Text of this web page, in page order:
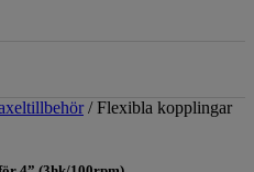
/ Flexibla kopplingar